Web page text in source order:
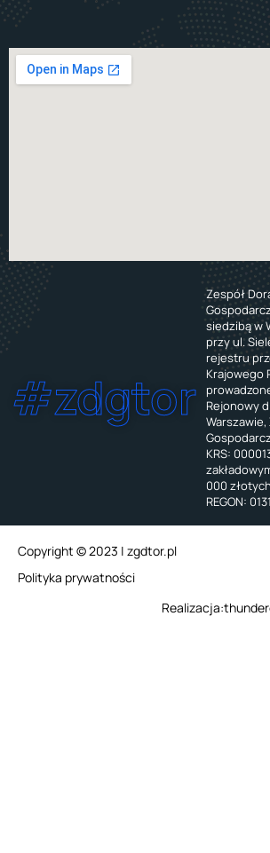
#zdgtor
Zespół
siedzibą w
przy ul.
rejestru
Krajowego
Rejonowy
Warszawie,
KRS:
000
REGON:
Copyright © 2023 | zgdtor.pl
Polityka prywatności
Realizacja: